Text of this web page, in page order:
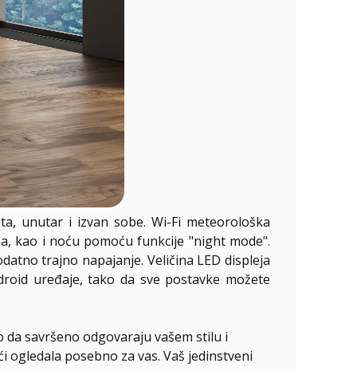
unutar i izvan sobe. Wi-Fi meteorološka
kao i noću pomoću funkcije "night mode".
trajno napajanje. Veličina LED displeja
uređaje, tako da sve postavke možete
savršeno odgovaraju vašem stilu i
posebno za vas. Vaš jedinstveni